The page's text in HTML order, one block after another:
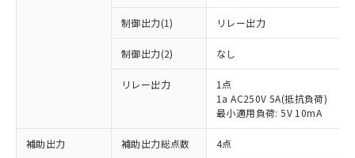
制御出力(1) リレー出力
制御出力(2) なし
リレー出力
1点
1a AC250V 5A(抵抗負荷)
最小適用負荷: 5V 10mA
補助出力 補助出力総点数 4点